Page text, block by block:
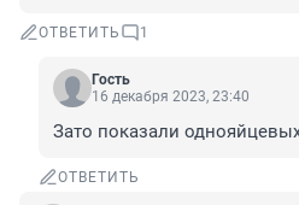
ОТВЕТИТЬ 1
Гость
16 декабря 2023, 23:40
Зато показали
ОТВЕТИТЬ